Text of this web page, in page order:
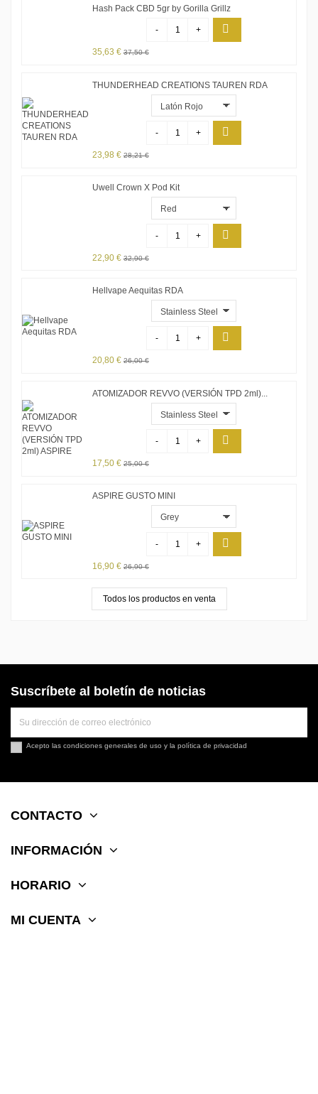
Hash Pack CBD 5gr by Gorilla Grillz
- +
35,63 € 37,50 €
THUNDERHEAD CREATIONS TAUREN RDA
- +
23,98 € 28,21 €
Uwell Crown X Pod Kit
- +
22,90 € 32,90 €
Hellvape Aequitas RDA
- +
20,80 € 26,00 €
ATOMIZADOR REVVO (VERSIÓN TPD 2ml)...
- +
17,50 € 25,00 €
ASPIRE GUSTO MINI
- +
16,90 € 26,90 €
Todos los productos en venta
Suscríbete al boletín de noticias
Acepto las condiciones generales de uso y la política de privacidad
CONTACTO
INFORMACIÓN
HORARIO
MI CUENTA